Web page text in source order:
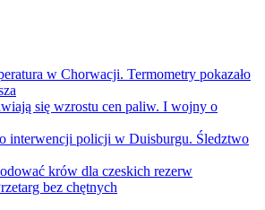
w Chorwacji. Termometry pokazało
się wzrostu cen paliw. I wojny o
interwencji policji w Duisburgu. Śledztwo
krów dla czeskich rezerw
bez chętnych